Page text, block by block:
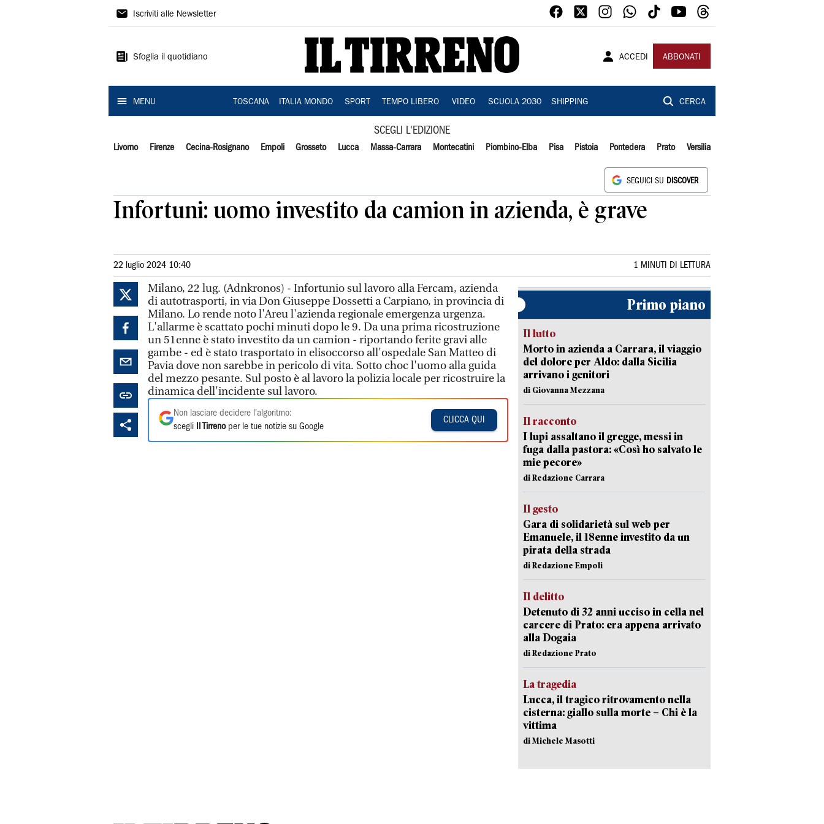
Il
Iscriviti alle Newsletter
Sfoglia il quotidiano ACCEDI ABBONATI
MENU TOSCANA ITALIA MONDO SPORT TEMPO LIBERO VIDEO SCUOLA 2030 SHIPPING CERCA
SCEGLI L'EDIZIONE
Livorno Firenze Cecina-Rosignano Empoli Grosseto Lucca Massa-Carrara Montecatini Piombino-Elba Pisa Pistoia Pontedera Prato Versilia
SEGUICI SU DISCOVER
Infortuni: uomo investito da camion in azienda, è grave
22 luglio 2024 10:40 1 MINUTI DI LETTURA
Milano, 22 lug. (Adnkronos) - Infortunio sul lavoro alla Fercam, azienda
di autotrasporti, in via Don Giuseppe Dossetti a Carpiano, in provincia di
Milano. Lo rende noto l'Areu l'azienda regionale emergenza urgenza.
L'allarme è scattato pochi minuti dopo le 9. Da una prima ricostruzione
un 51enne è stato investito da un camion - riportando ferite gravi alle
gambe - ed è stato trasportato in elisoccorso all'ospedale San Matteo di
Pavia dove non sarebbe in pericolo di vita. Sotto choc l'uomo alla guida
del mezzo pesante. Sul posto è al lavoro la polizia locale per ricostruire la
dinamica dell'incidente sul lavoro.
Non lasciare decidere l'algoritmo:
scegli
Il Tirrenoper le tue notizie su Google
CLICCA QUI
Primo piano
Il lutto
Morto in azienda a Carrara, il viaggio
del dolore per Aldo: dalla Sicilia
arrivano i genitori
di Giovanna Mezzana
Il racconto
I lupi assaltano il gregge, messi in
fuga dalla pastora: «Così ho salvato le
mie pecore»
di Redazione Carrara
Il gesto
Gara di solidarietà sul web per
Emanuele, il 18enne investito da un
pirata della strada
di Redazione Empoli
Il delitto
Detenuto di 32 anni ucciso in cella nel
carcere di Prato: era appena arrivato
alla Dogaia
di Redazione Prato
La tragedia
Lucca, il tragico ritrovamento nella
cisterna: giallo sulla morte – Chi è la
vittima
di Michele Masotti